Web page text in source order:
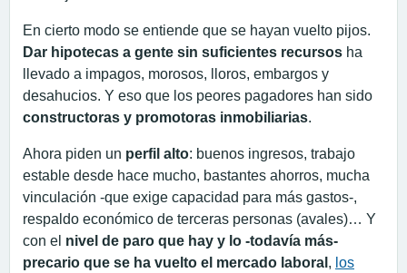
En cierto modo se entiende que se hayan vuelto pijos.
Dar hipotecas a gente sin suficientes recursos ha
llevado a impagos, morosos, lloros, embargos y
desahucios. Y eso que los peores pagadores han sido
constructoras y promotoras inmobiliarias.
Ahora piden un perfil alto: buenos ingresos, trabajo
estable desde hace mucho, bastantes ahorros, mucha
vinculación -que exige capacidad para más gastos-,
respaldo económico de terceras personas (avales)… Y
con el nivel de paro que hay y lo -todavía más-
precario que se ha vuelto el mercado laboral , los